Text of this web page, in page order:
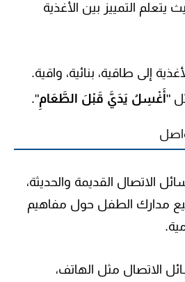
يتعلم التمييز بين الأغذية
إلى طاقية، بنائية، واقية.
"أَغْسِلُ يَدَيَّ قَبْلَ الطَّعَامِ".
الاتصال القديمة والحديثة،
مدارك الطفل حول مفاهيم
الاتصال مثل الهاتف،